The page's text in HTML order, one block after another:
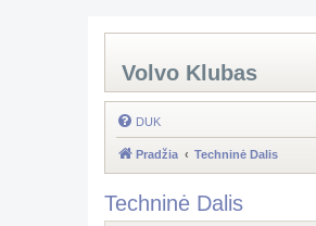
Volvo Klubas
DUK
Pradžia Techninė Dalis
Techninė Dalis